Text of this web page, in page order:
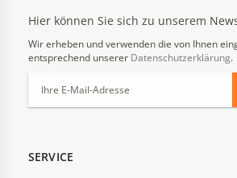
Hier können Sie sich zu unserem
Wir erheben und verwenden die von Ihnen
entsprechend unserer Datenschutzerklärung.
SERVICE